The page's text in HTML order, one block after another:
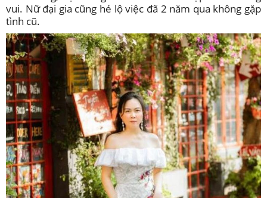
vui. Nữ đại gia cũng hé lộ việc đã 2 năm qua không gặp
tình cũ.